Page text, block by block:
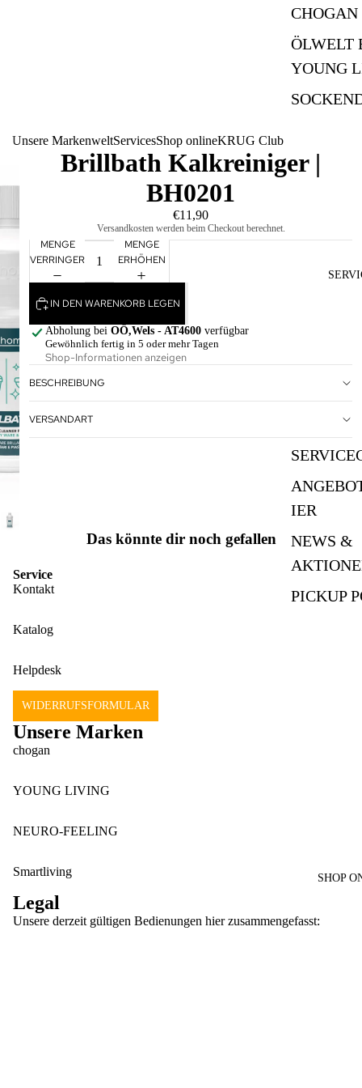
CHOGAN
ÖLWELT
YOUNG
IER
NEWS &
PICKUP
SHOP
Unsere MarkenweltServicesShop onlineKRUG Club
Brillbath Kalkreiniger |
BH0201
€11,90
Versandkosten werden beim Checkout berechnet.
MENGE
VERRINGERN
MENGE
ERHÖHEN
IN DEN WARENKORB LEGEN
Abholung bei OÖ,Wels - AT4600 verfügbar
Gewöhnlich fertig in 5 oder mehr Tagen
Shop-Informationen anzeigen
BESCHREIBUNG
VERSANDART
Das könnte dir noch gefallen
Service
Kontakt
Katalog
Helpdesk
WIDERRUFSFORMULAR
Unsere Marken
chogan
YOUNG LIVING
NEURO-FEELING
Smartliving
Legal
Unsere derzeit gültigen Bedienungen hier zusammengefasst: